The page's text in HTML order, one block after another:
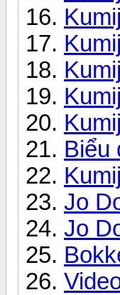
Biểu
Jo
Jo